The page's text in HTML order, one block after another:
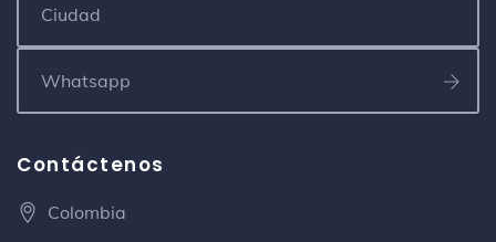
Contáctenos
Colombia